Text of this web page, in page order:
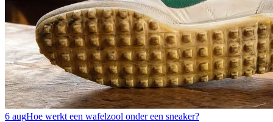
6 augHoe werkt een wafelzool onder een sneaker?